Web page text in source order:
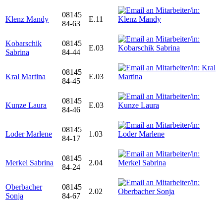
Klenz Mandy
08145
84-63
E.11
Kobarschik
Sabrina
08145
84-44
E.03
Kral Martina
08145
84-45
E.03
Kunze Laura
08145
84-46
E.03
Loder Marlene
08145
84-17
1.03
Merkel Sabrina
08145
84-24
2.04
Oberbacher
Sonja
08145
84-67
2.02